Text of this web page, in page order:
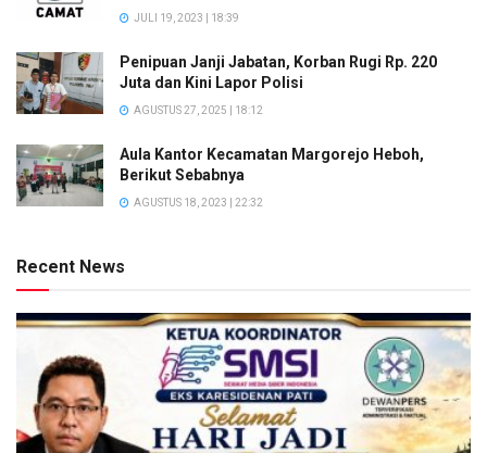
JULI 19, 2023 | 18:39
Penipuan Janji Jabatan, Korban Rugi Rp. 220
Juta dan Kini Lapor Polisi
AGUSTUS 27, 2025 | 18:12
Aula Kantor Kecamatan Margorejo Heboh,
Berikut Sebabnya
AGUSTUS 18, 2023 | 22:32
Recent News